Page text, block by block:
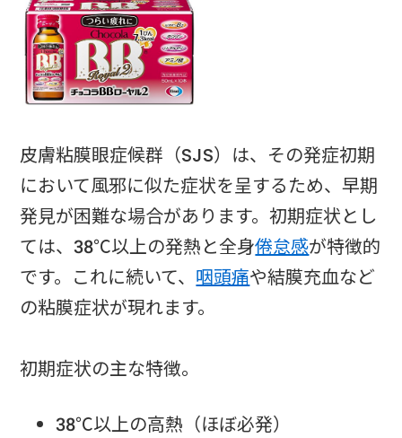
皮膚粘膜眼症候群（SJS）は、その発症初期
において風邪に似た症状を呈するため、早期
発見が困難な場合があります。初期症状とし
ては、38℃以上の発熱と全身倦怠感が特徴的
です。これに続いて、 咽頭痛や結膜充血など
の粘膜症状が現れます。
初期症状の主な特徴。
38℃以上の高熱（ほぼ必発）